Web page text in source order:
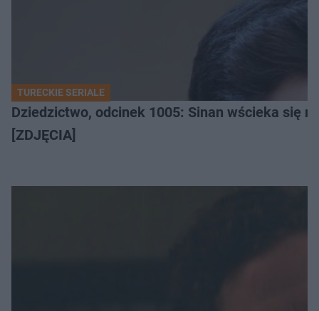
TURECKIE SERIALE
Dziedzictwo, odcinek 1005: Sinan wścieka się
[ZDJĘCIA]